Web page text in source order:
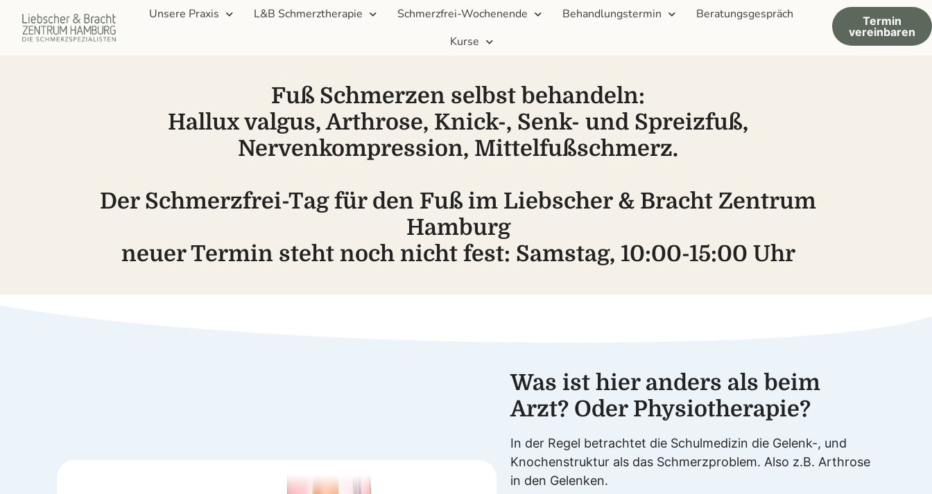
Unsere Praxis L&B Schmerztherapie Schmerzfrei-Wochenende Behandlungstermin
Beratungsgespräch
Kurse
Termin
vereinbaren
Fuß Schmerzen selbst behandeln:
Hallux valgus, Arthrose, Knick-, Senk- und Spreizfuß,
Nervenkompression, Mittelfußschmerz.
Der Schmerzfrei-Tag für den Fuß im Liebscher & Bracht Zentrum
Hamburg
neuer Termin steht noch nicht fest: Samstag, 10:00-15:00 Uhr
Was ist hier anders als beim
Arzt? Oder Physiotherapie?
In der Regel betrachtet die Schulmedizin die Gelenk-, und
Knochenstruktur als das Schmerzproblem. Also z.B. Arthrose
in den Gelenken.